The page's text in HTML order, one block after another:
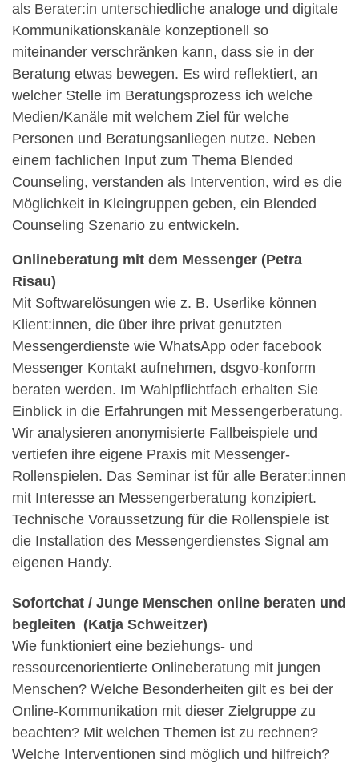
als Berater:in unterschiedliche analoge und digitale
Kommunikationskanäle konzeptionell so
miteinander verschränken kann, dass sie in der
Beratung etwas bewegen. Es wird reflektiert, an
welcher Stelle im Beratungsprozess ich welche
Medien/Kanäle mit welchem Ziel für welche
Personen und Beratungsanliegen nutze. Neben
einem fachlichen Input zum Thema Blended
Counseling, verstanden als Intervention, wird es die
Möglichkeit in Kleingruppen geben, ein Blended
Counseling Szenario zu entwickeln.
Onlineberatung mit dem Messenger (Petra
Risau)
Mit Softwarelösungen wie z. B. Userlike können
Klient:innen, die über ihre privat genutzten
Messengerdienste wie WhatsApp oder facebook
Messenger Kontakt aufnehmen, dsgvo-konform
beraten werden. Im Wahlpflichtfach erhalten Sie
Einblick in die Erfahrungen mit Messengerberatung.
Wir analysieren anonymisierte Fallbeispiele und
vertiefen ihre eigene Praxis mit Messenger-
Rollenspielen. Das Seminar ist für alle Berater:innen
mit Interesse an Messengerberatung konzipiert.
Technische Voraussetzung für die Rollenspiele ist
die Installation des Messengerdienstes Signal am
eigenen Handy.
Sofortchat / Junge Menschen online beraten und
begleiten (Katja Schweitzer)
Wie funktioniert eine beziehungs- und
ressourcenorientierte Onlineberatung mit jungen
Menschen? Welche Besonderheiten gilt es bei der
Online-Kommunikation mit dieser Zielgruppe zu
beachten? Mit welchen Themen ist zu rechnen?
Welche Interventionen sind möglich und hilfreich?